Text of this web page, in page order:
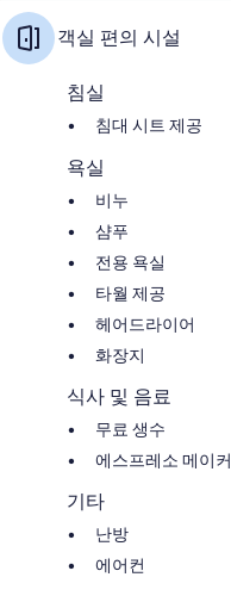
객실 편의 시설
침실
침대 시트 제공
욕실
비누
샴푸
전용 욕실
타월 제공
헤어드라이어
화장지
식사 및 음료
무료 생수
에스프레소 메이커
기타
난방
에어컨